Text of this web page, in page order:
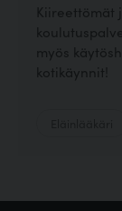
Kiireettömät
myös
kotikäynnit!